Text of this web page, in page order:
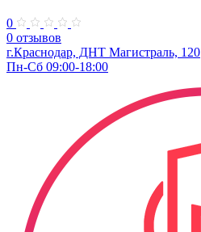
0
0 отзывов
г.Краснодар, ​ДНТ Магистраль, 120
Пн-Сб 09:00-18:00